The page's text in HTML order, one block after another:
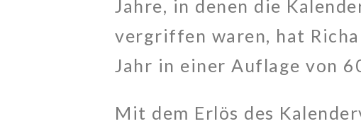
Jahre, in denen die
vergriffen waren, hat
Jahr in einer Auflage von
Mit dem Erlös des